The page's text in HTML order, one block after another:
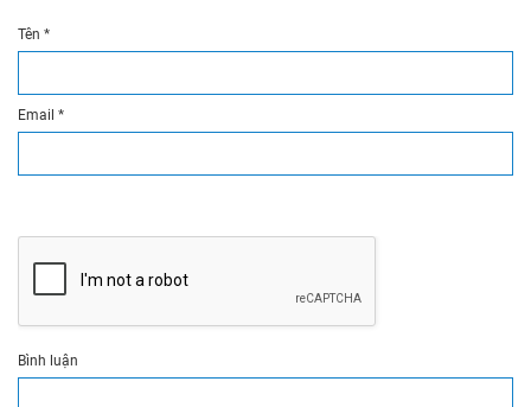
Tên *
Email *
Bình luận